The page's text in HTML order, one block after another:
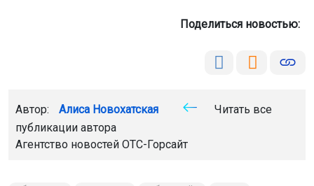
Поделиться новостью:
Автор: Алиса Новохатская
Читать все
публикации автора
Агентство новостей ОТС-Горсайт